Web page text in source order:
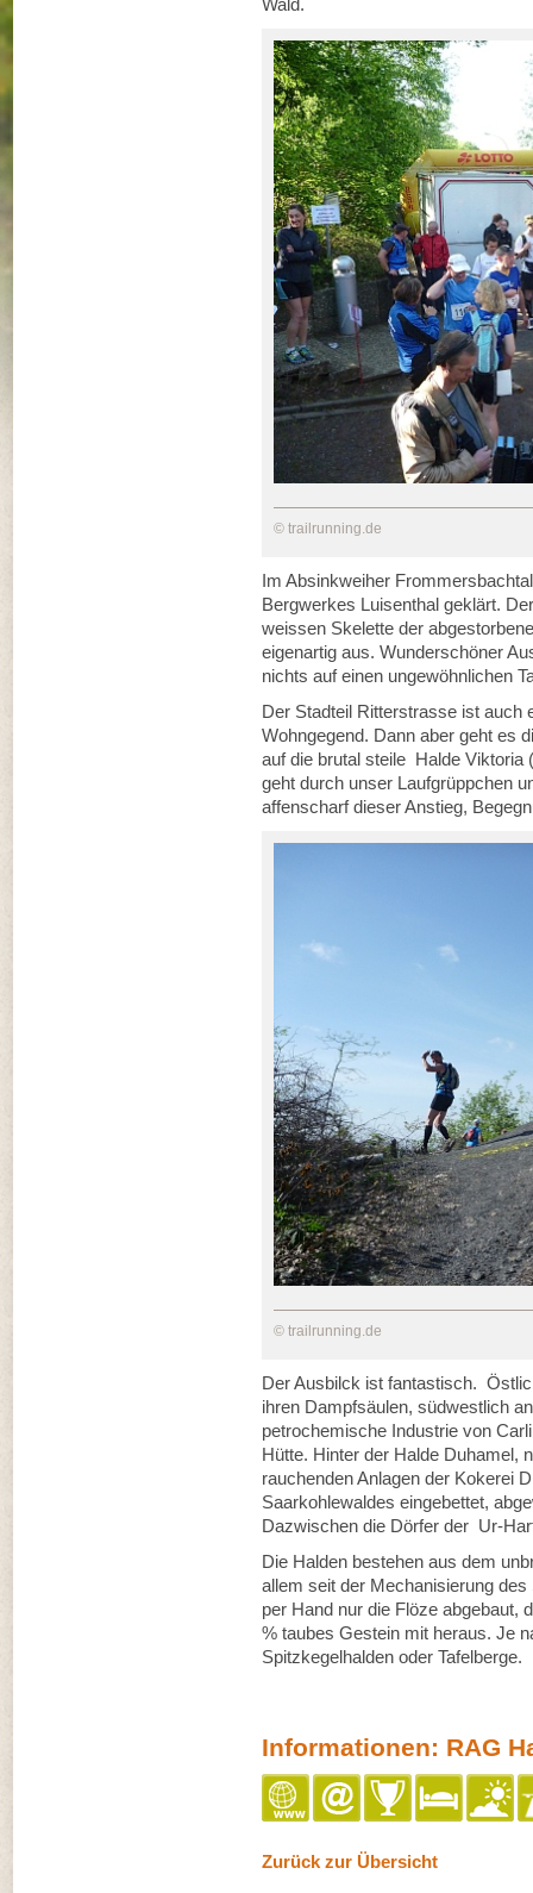
Wald.
© trailrunning.de
Im Absinkweiher
Bergwerkes Luisenthal geklärt.
weissen Skelette der
eigenartig aus. Wunderschöner
nichts auf einen ungewöhnlichen
Der Stadteil Ritterstrasse ist auch
Wohngegend. Dann aber geht es
auf die brutal steile Halde Viktoria
geht durch unser Laufgrüppchen
affenscharf dieser Anstieg,
© trailrunning.de
Der Ausbilck ist fantastisch.
ihren Dampfsäulen, südwestlich
petrochemische Industrie von
Hütte. Hinter der Halde Duhamel,
rauchenden Anlagen der Kokerei
Saarkohlewaldes eingebettet,
Dazwischen die Dörfer der Ur-
Die Halden bestehen aus dem
allem seit der Mechanisierung
per Hand nur die Flöze abgebaut,
% taubes Gestein mit heraus. Je
Spitzkegelhalden oder Tafelberge.
Informationen: RAG
Zurück zur Übersicht